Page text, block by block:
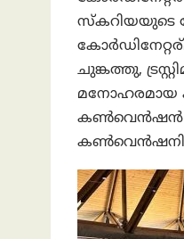
സ്കറിയയുടെ
ചുങ്കത്തു,
മനോഹരമായ
കൺവെൻഷൻ